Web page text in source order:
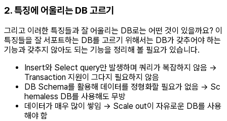
2. 특징에 어울리는 DB 고르기
그리고 이러한 특징들과 잘 어울리는 DB로는 어떤 것이 있을까요? 이
특징들을 잘 서포트하는 DB를 고르기 위해서는 DB가 갖추어야 하는
기능과 갖추지 않아도 되는 기능을 정리해 볼 필요가 있습니다.
Insert와 Select query만 발생하며 쿼리가 복잡하지 않음 →
Transaction 지원이 그다지 필요하지 않음
DB Schema를 활용해 데이터를 정형화할 필요가 없음 → Sc
hemaless DB를 사용해도 무방
데이터가 매우 많이 쌓임 → Scale out이 자유로운 DB를 사용
해야 함